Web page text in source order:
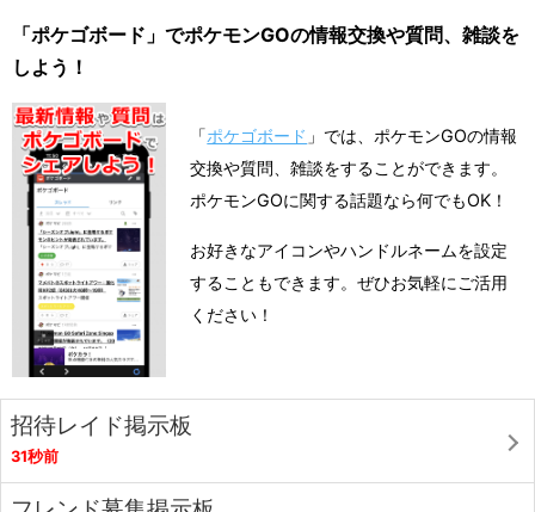
「ポケゴボード」でポケモンGOの情報交換や質問、雑談を
しよう！
「ポケゴボード 」では、ポケモンGOの情報
交換や質問、雑談をすることができます。
ポケモンGOに関する話題なら何でもOK！
お好きなアイコンやハンドルネームを設定
することもできます。ぜひお気軽にご活用
ください！
招待レイド掲示板
31秒前